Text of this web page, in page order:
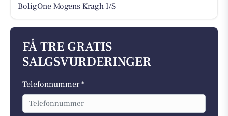
BoligOne Mogens Kragh I/S
FÅ TRE GRATIS
SALGSVURDERINGER
Telefonnummer *